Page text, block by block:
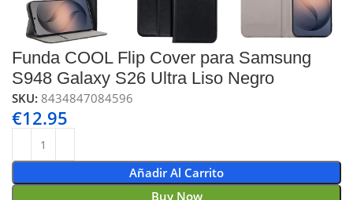
Funda COOL Flip Cover para Samsung
S948 Galaxy S26 Ultra Liso Negro
SKU:8434847084596
€12.95
Añadir Al Carrito
Buy Now